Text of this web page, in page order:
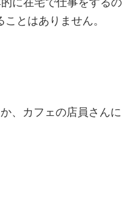
とはありません。
、カフェの店員さんに